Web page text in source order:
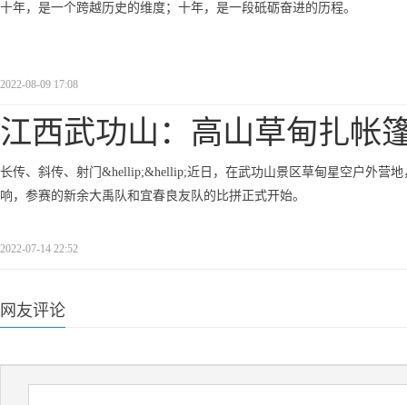
十年，是一个跨越历史的维度；十年，是一段砥砺奋进的历程。
2022-08-09 17:08
江西武功山：高山草甸扎帐
长传、斜传、射门&hellip;&hellip;近日，在武功山景区草甸星空户外营
响，参赛的新余大禹队和宜春良友队的比拼正式开始。
2022-07-14 22:52
网友评论